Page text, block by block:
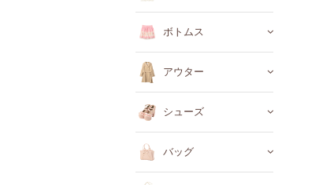
ボトムス
アウター
シューズ
バッグ